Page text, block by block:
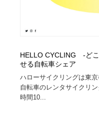
HELLO CYCLING -ど
せる自転車シェア
ハローサイクリングは東
自転車のレンタサイクリ
時間10...